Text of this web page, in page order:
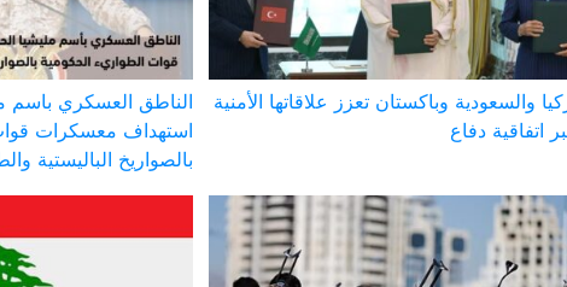
والسعودية وباكستان تعزز علاقاتها الأمنية
اتفاقية دفاع
الناطق العسكري باسم
استهداف معسكرات
بالصواريخ الباليستية